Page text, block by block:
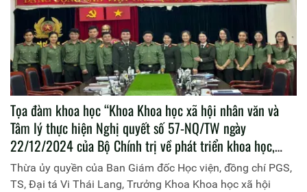
Tọa đàm khoa học “Khoa Khoa học xã hội nhân văn và
Tâm lý thực hiện Nghị quyết số 57-NQ/TW ngày
22/12/2024 của Bộ Chính trị về phát triển khoa học,
công nghệ, đổi mới sáng tạo và chuyển đổi số quốc gia -
Thực trạng và giải pháp”
Thừa ủy quyền của Ban Giám đốc Học viện, đồng chí PGS,
TS, Đại tá Vi Thái Lang, Trưởng Khoa Khoa học xã hội